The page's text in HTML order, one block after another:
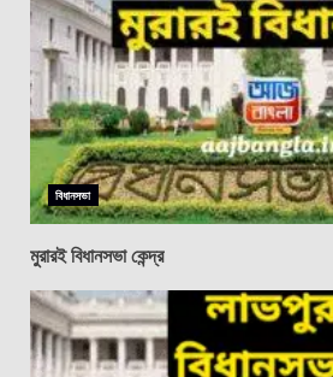
বিধানসভা
মুরারই বিধানসভা কেন্দ্র